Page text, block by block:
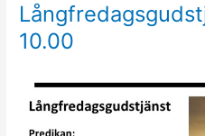
10.00